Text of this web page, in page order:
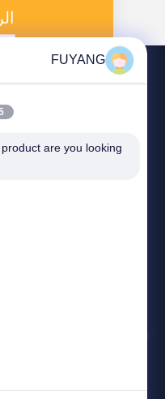
FUYANG
are you looking